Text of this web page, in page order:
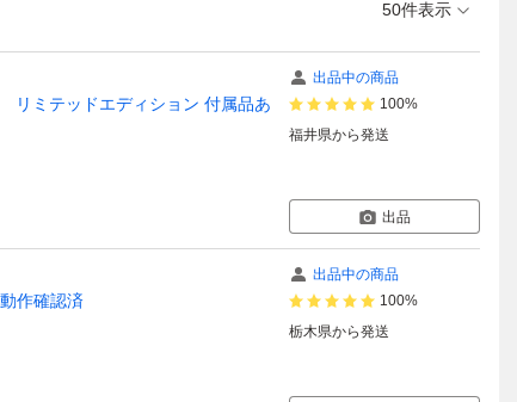
50件表示
ミテッドエディション 付属品あ
出品中の商品
100%
福井県から発送
出品
作確認済
出品中の商品
100%
栃木県から発送